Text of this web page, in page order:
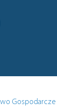
Gospodarcze